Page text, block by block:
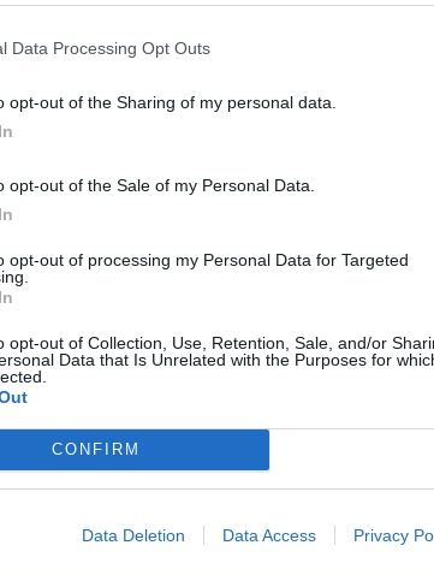
Data Processing Opt Outs
opt-out of the Sharing of my personal data.
opt-out of the Sale of my Personal Data.
opt-out of processing my Personal Data for Targeted
opt-out of Collection, Use, Retention, Sale, and/or
Data that Is Unrelated with the Purposes for
CONFIRM
Data Deletion Data Access Privacy
de Aquí #23 | Con
Sánchez, Carmen
Roc Viñas y Vicente
semana hablamos con
(Alto Palancia/Castellón; Roc Viñas
y CEO de ‘Citring’; y
Vicente Montesinos
de ‘B-Lock’ (Sistema de Seguridad Anti-